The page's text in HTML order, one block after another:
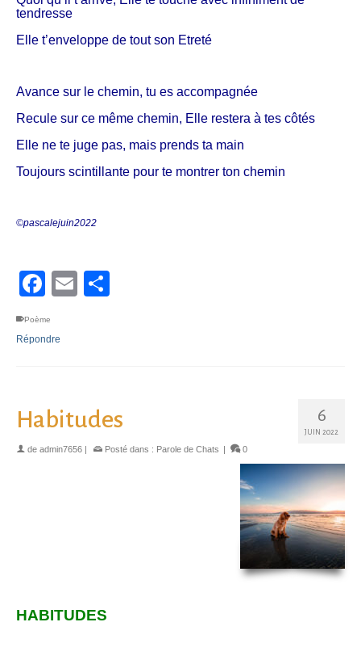
tendresse
Elle t’enveloppe de tout son Etreté
Avance sur le chemin, tu es accompagnée
Recule sur ce même chemin, Elle restera à tes côtés
Elle ne te juge pas, mais prends ta main
Toujours scintillante pour te montrer ton chemin
©pascalejuin2022
Facebook
Email
Poème
Répondre
6
JUIN 2022
Habitudes
de admin7656 | Posté dans : Parole de Chats | 0
HABITUDES